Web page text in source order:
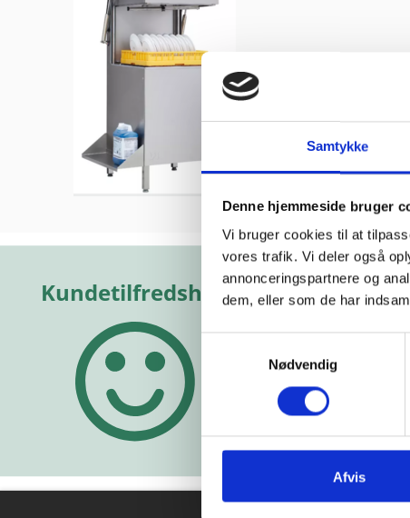
Samtykke
Denne hjemmeside bruger
Vi bruger cookies til at
vores trafik. Vi deler også
annonceringspartnere og
dem, eller som de har
Nødvendig
Afvis
“Yderst hjælpsomme
og vejledende”
Vurderet af Michael
“Altid